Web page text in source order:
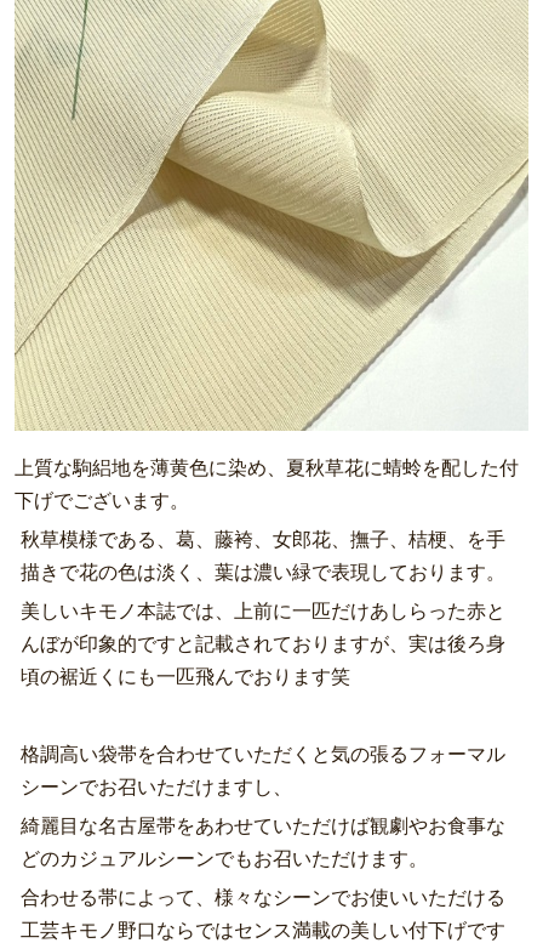
上質な駒絽地を薄黄色に染め、夏秋草花に蜻蛉を配した付
下げでございます。
秋草模様である、葛、藤袴、女郎花、撫子、桔梗、を手
描きで花の色は淡く、葉は濃い緑で表現しております。
美しいキモノ本誌では、上前に一匹だけあしらった赤と
んぼが印象的ですと記載されておりますが、実は後ろ身
頃の裾近くにも一匹飛んでおります笑
格調高い袋帯を合わせていただくと気の張るフォーマル
シーンでお召いただけますし、
綺麗目な名古屋帯をあわせていただけば観劇やお食事な
どのカジュアルシーンでもお召いただけます。
合わせる帯によって、様々なシーンでお使いいただける
工芸キモノ野口ならではセンス満載の美しい付下げです